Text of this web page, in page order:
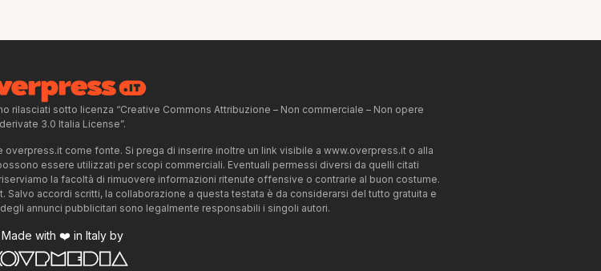
rilasciati sotto licenza “Creative Commons Attribuzione – Non commerciale – Non opere
derivate 3.0 Italia License”.
come fonte. Si prega di inserire inoltre un link visibile a www.overpress.it o alla
essere utilizzati per scopi commerciali. Eventuali permessi diversi da quelli citati
la facoltà di rimuovere informazioni ritenute offensive o contrarie al buon costume.
. Salvo accordi scritti, la collaborazione a questa testata è da considerarsi del tutto gratuita e
annunci pubblicitari sono legalmente responsabili i singoli autori.
Made with ❤️ in Italy by